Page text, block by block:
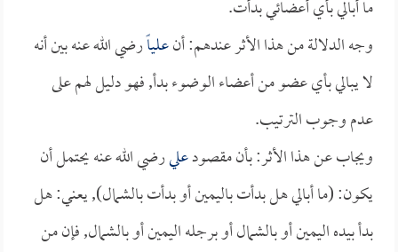
ما أبالي بأي أعضائي بدأت.
وجه الدلالة من هذا الأثر عندهم: أنعلياًرضي الله عنه بين أنه
لا يبالي بأي عضو من أعضاء الوضوء بدأ, فهو دليل لهم على
عدم وجوب الترتيب.
ويجاب عن هذا الأثر: بأن مقصودعليرضي الله عنه يحتمل أن
يكون: (ما أبالي هل بدأت باليمين أو بدأت بالشمال), يعني: هل
بدأ بيده اليمين أو بالشمال أو برجله اليمين أو بالشمال, فإن من